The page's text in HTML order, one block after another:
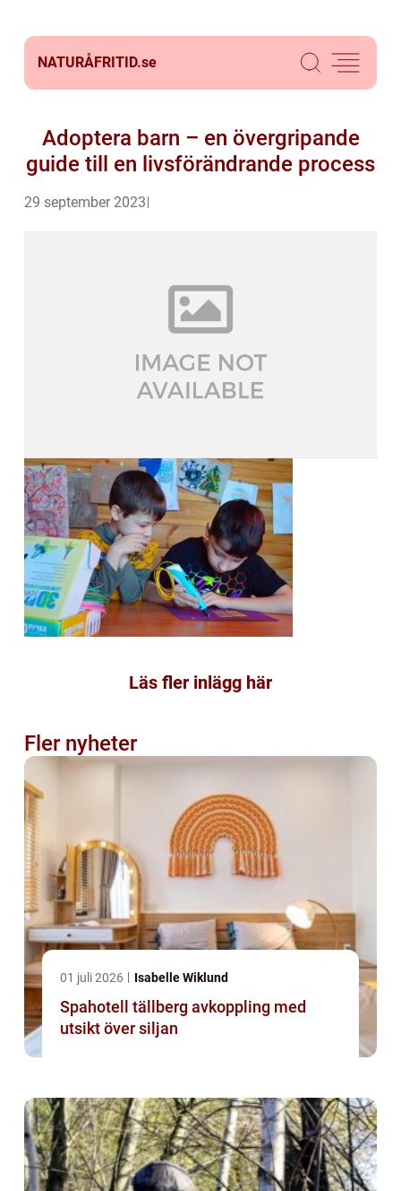
NATURÅFRITID.se
Adoptera barn – en övergripande
guide till en livsförändrande process
29 september 2023
Läs fler inlägg här
Fler nyheter
01 juli 2026 Isabelle Wiklund
Spahotell tällberg avkoppling med
utsikt över siljan